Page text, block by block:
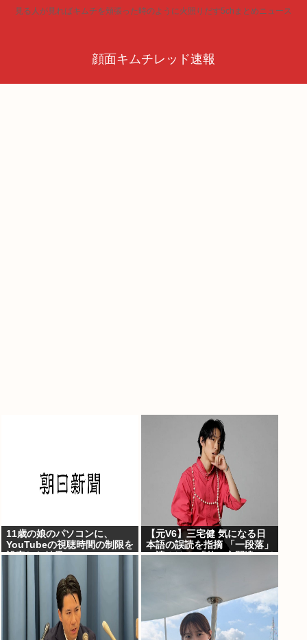
見る人が見ればキムチを頬張った時のように火照りだす5chまとめニュース
顔面キムチレッド速報
11歳の娘のパソコンに、
YouTubeの視聴時間の制限を
設定した結果
【元V6】三宅健 気になる日
本語の誤読を指摘 「一段落」
の読みは？ 「使い方間違って